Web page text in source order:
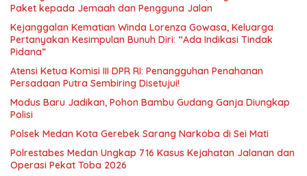
Paket kepada Jemaah dan Pengguna Jalan
Kejanggalan Kematian Winda Lorenza Gowasa, Keluarga
Pertanyakan Kesimpulan Bunuh Diri: “Ada Indikasi Tindak
Pidana”
Atensi Ketua Komisi III DPR RI: Penangguhan Penahanan
Persadaan Putra Sembiring Disetujui!
Modus Baru Jadikan, Pohon Bambu Gudang Ganja Diungkap
Polisi
Polsek Medan Kota Gerebek Sarang Narkoba di Sei Mati
Polrestabes Medan Ungkap 716 Kasus Kejahatan Jalanan dan
Operasi Pekat Toba 2026